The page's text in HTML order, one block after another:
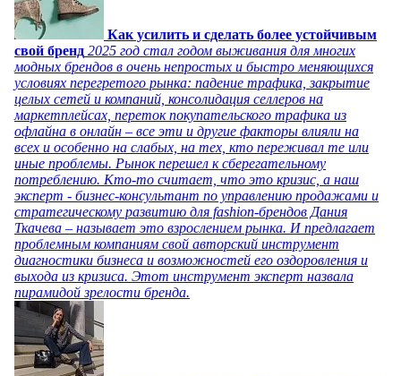
Как усилить и сделать более устойчивым
свой бренд 2025 год стал годом выживания для многих
модных брендов в очень непростых и быстро меняющихся
условиях перегретого рынка: падение трафика, закрытие
целых сетей и компаний, консолидация селлеров на
маркетплейсах, переток покупательского трафика из
офлайна в онлайн – все эти и другие факторы влияли на
всех и особенно на слабых, на тех, кто переживал те или
иные проблемы. Рынок перешел к сберегательному
потреблению. Кто-то считает, что это кризис, а наш
эксперт - бизнес-консультант по управлению продажами и
стратегическому развитию для fashion-брендов Дания
Ткачева – называет это взрослением рынка. И предлагает
проблемным компаниям свой авторский инструмент
диагностики бизнеса и возможностей его оздоровления и
выхода из кризиса. Этот инструмент эксперт назвала
пирамидой зрелости бренда.